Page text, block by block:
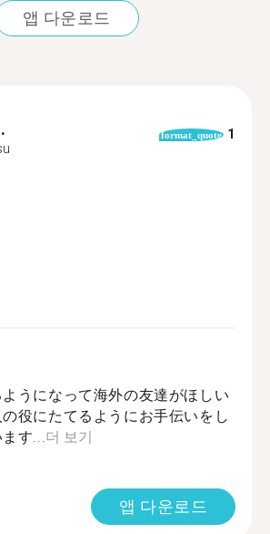
앱 다운로드
format_quote 1
うになって海外の友達がほしい
役にたてるようにお手伝いをし
す... 더 보기
앱 다운로드